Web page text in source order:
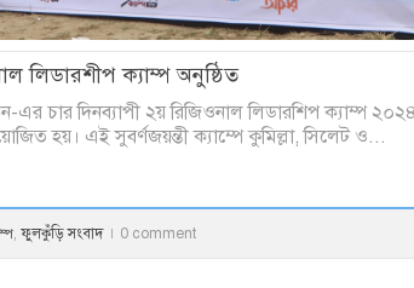
লিডারশীপ ক্যাম্প অনুষ্ঠিত
এর চার দিনব্যাপী ২য় রিজিওনাল লিডারশিপ ক্যাম্প
হয়। এই সুবর্ণজয়ন্তী ক্যাম্পে কুমিল্লা, সিলেট ও...
, ফুলকুঁড়ি সংবাদ 0 comment